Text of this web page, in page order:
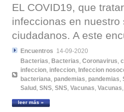
EL COVID19, que
infeccionas en
ciudadanos. A este
Encuentros 14-09-2020
Bacterias, Bacterias, Coronavirus,
infeccion, infeccion, Infeccion
bacteriana, pandemias, pandemias,
Salud , SNS, SNS, Vacunas, Vacunas,
leer más »